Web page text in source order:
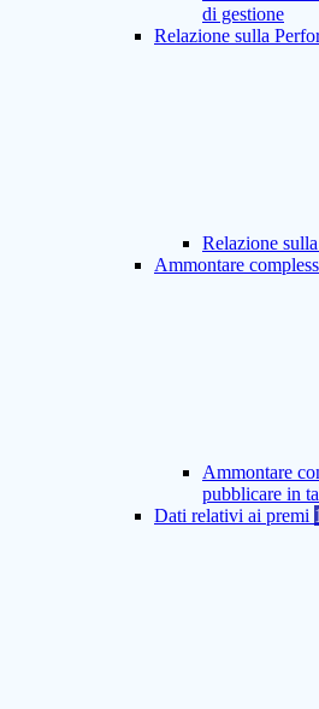
di gestione
Relazione sulla
Relazione
Ammontare
Ammontare
pubblicare in
Dati relativi ai premi 1